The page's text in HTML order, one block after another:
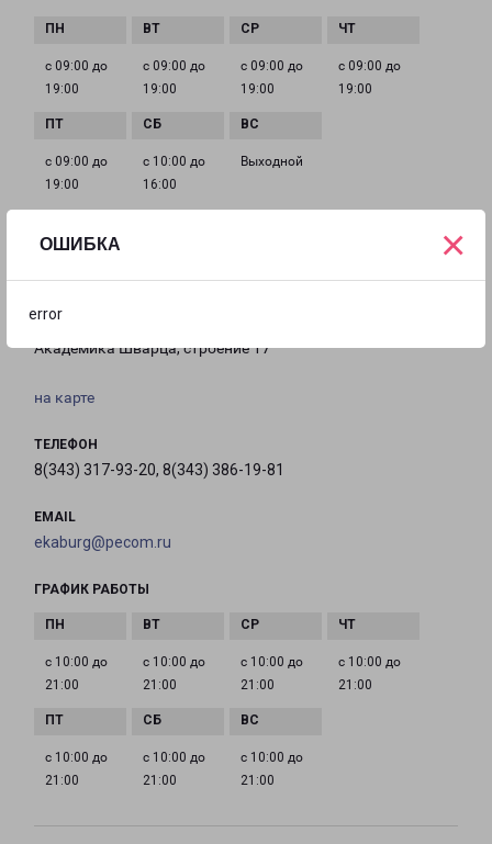
ОШИБКА
error
×
с 09:00 до
19:00
с 09:00 до
19:00
с 09:00 до
19:00
с 09:00 до
19:00
с 09:00 до
19:00
с 10:00 до
16:00
Выходной
Екатеринбург, Чкаловский район, улица
Академика Шварца, строение 17
на карте
ТЕЛЕФОН
8(343) 317-93-20, 8(343) 386-19-81
EMAIL
ekaburg@pecom.ru
ГРАФИК РАБОТЫ
с 10:00 до
21:00
с 10:00 до
21:00
с 10:00 до
21:00
с 10:00 до
21:00
с 10:00 до
21:00
с 10:00 до
21:00
с 10:00 до
21:00